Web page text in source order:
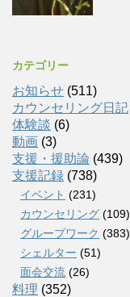
カテゴリー
お知らせ (511)
カウンセリング日記
体験談 (6)
動画 (3)
支援・援助論 (439)
支援記録 (738)
イベント (231)
カウンセリング (109)
グループワーク (383)
シェルター (51)
面会交流 (26)
料理 (352)